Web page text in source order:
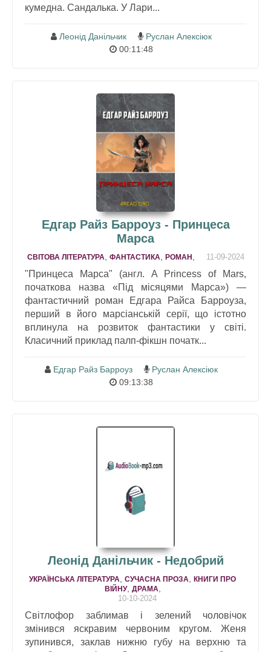
кумедна. Сандалька. У Лари...
Леонід Данільчик
Руслан Алексіюк
00:11:48
Едгар Райз Барроуз - Принцеса
Марса
СВІТОВА ЛІТЕРАТУРА ФАНТАСТИКА РОМАН 11-09-2024
"Принцеса Марса" (англ. A Princess of Mars,
початкова назва «Під місяцями Марса») —
фантастичний роман Едгара Райса Барроуза,
перший в його марсіанській серії, що істотно
вплинула на розвиток фантастики у світі.
Класичний приклад палп-фікшн початк...
Едгар Райз Барроуз
Руслан Алексіюк
09:13:38
Леонід Данільчик - Недобрий
УКРАЇНСЬКА ЛІТЕРАТУРА СУЧАСНА ПРОЗА КНИГИ ПРО
ВІЙНУ, ДРАМA
10-10-2024
Світлофор заблимав і зелений чоловічок
змінився яскравим червоним кругом. Женя
зупинився, заклав нижню губу на верхню та